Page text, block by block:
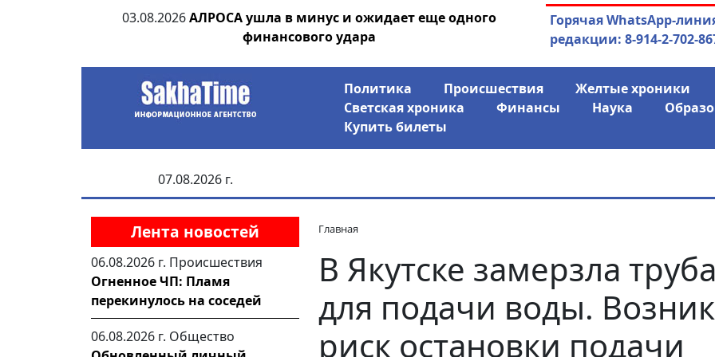
03.08.2026 АЛРОСА ушла в минус и ожидает еще одного
финансового удара
04.08.2026Маринычев у
Горячая WhatsApp-
редакции: 8-914-2-702-
Политика Происшествия Желтые хроники
Светская хроника
Финансы Наука
Купить билеты
07.08.2026 г.
Лента новостей
06.08.2026 г. Происшествия
Огненное ЧП: Пламя
перекинулось на соседей
06.08.2026 г. Общество
Главная
В Якутске замерзла труба
для подачи воды.
риск остановки подачи